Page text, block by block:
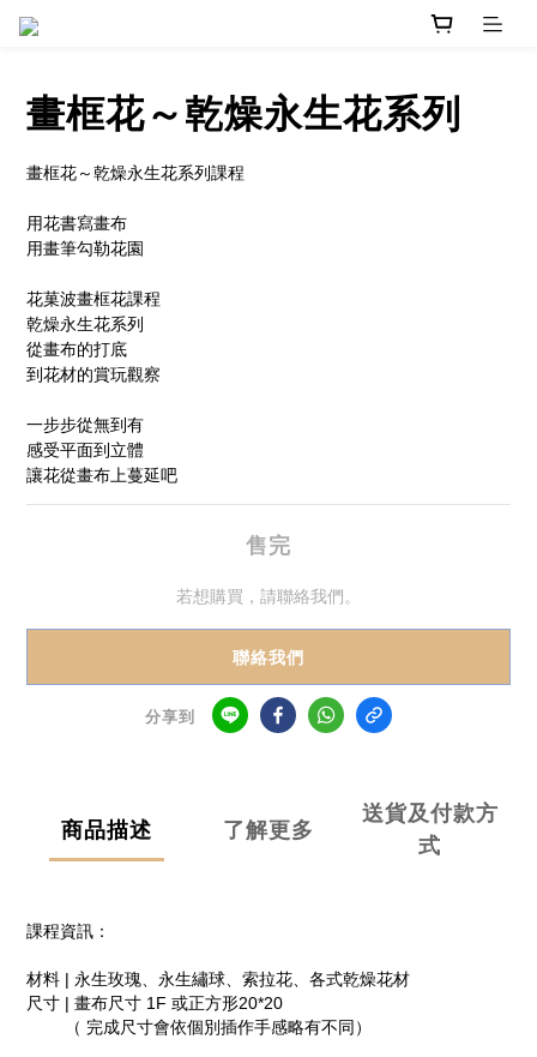
畫框花～乾燥永生花系列
畫框花～乾燥永生花系列課程
用花書寫畫布
用畫筆勾勒花園
花菓波畫框花課程
乾燥永生花系列
從畫布的打底
到花材的賞玩觀察
一步步從無到有
感受平面到立體
讓花從畫布上蔓延吧
售完
若想購買，請聯絡我們。
聯絡我們
分享到
商品描述 了解更多
送貨及付款方
式
課程資訊：
材料 | 永生玫瑰、永生繡球、索拉花、各式乾燥花材
尺寸 | 畫布尺寸 1F 或正方形20*20
（ 完成尺寸會依個別插作手感略有不同）